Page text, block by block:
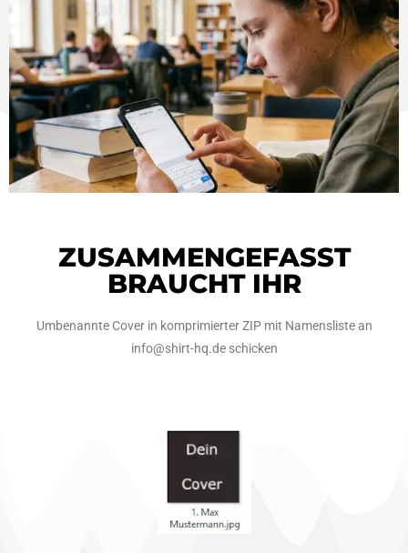
ZUSAMMENGEFASST
BRAUCHT IHR
Umbenannte Cover in komprimierter ZIP mit Namensliste an
info@shirt-hq.de schicken